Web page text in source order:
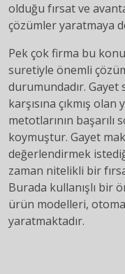
olduğu fırsat ve
çözümler yaratmaya
Pek çok firma bu
suretiyle önemli
durumundadır. Gayet
karşısına çıkmış
metotlarının başarılı
koymuştur. Gayet
değerlendirmek
zaman nitelikli bir
Burada kullanışlı bir
ürün modelleri,
yaratmaktadır.